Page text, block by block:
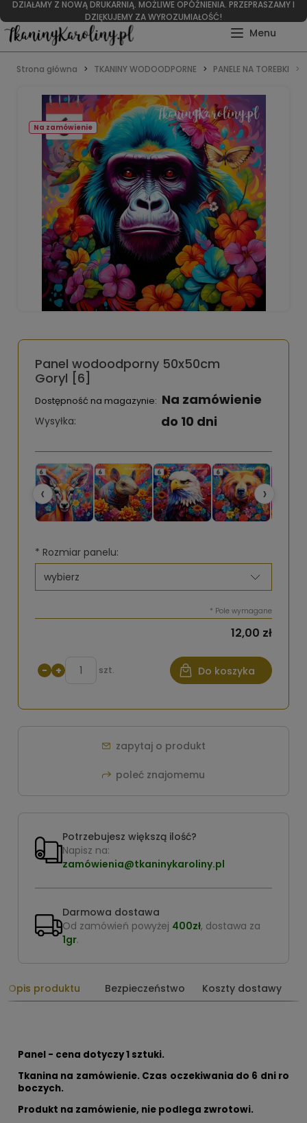
DZIAŁAMY Z NOWĄ DRUKARNIĄ. MOŻLIWE OPÓŹNIENIA. PRZEPRASZAMY I
DZIĘKUJEMY ZA WYROZUMIAŁOŚĆ!
Strona główna TKANINY WODOODPORNE PANELE NA TOREBKI
Na zamówienie
Panel wodoodporny 50x50cm
Goryl [6]
Dostępność na magazynie: Na zamówienie
Wysyłka: do 10 dni
‹ ›
* Rozmiar panelu:
* Pole wymagane
12,00 zł
− + szt. Do koszyka
zapytaj o produkt
poleć znajomemu
Potrzebujesz większą ilość?
Napisz na:
zamówienia@tkaninykaroliny.pl
Darmowa dostawa
Od zamówień powyżej 400zł, dostawa za
1gr.
Opis produktu Bezpieczeństwo Koszty dostawy
Panel - cena dotyczy 1 sztuki.
Tkanina na zamówienie. Czas oczekiwania do 6 dni ro
boczych.
Produkt na zamówienie, nie podlega zwrotowi.